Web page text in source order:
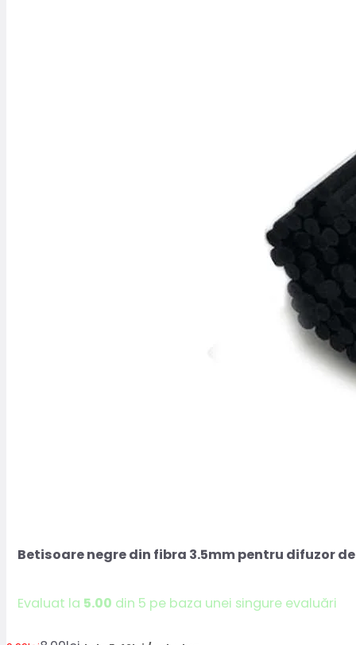
Betisoare negre din fibra 3.5mm pentru difuzor
Evaluat la 5.00 din 5 pe baza unei singure evaluări